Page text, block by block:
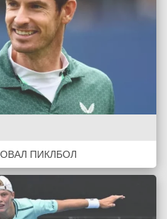
ПИКЛБОЛ